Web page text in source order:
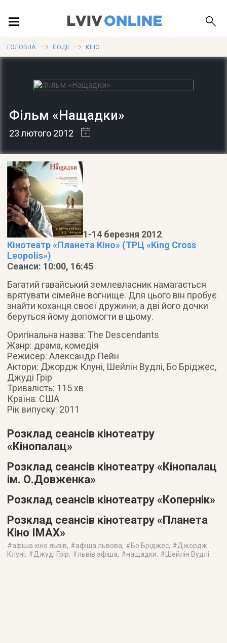
ДОВІДКА
ГОЛОВНА ПОДІЇ КІНО
Фільм «Нащадки»
23 лютого 2012
1-14 березня 2012
Кінотеатр «Планета Кіно» (ТРЦ «King Cross
Leopolis»)
Сеанси: 10:00, 16:45
Багатий гавайський землевласник намагається
врятувати сімейне вогнище. Для цього він пробує
знайти коханця своєї дружини, а дві його дочки
беруться йому допомогти в цьому.
Оригінальна назва: The Descendants
Жанр: драма, комедія
Режисер: Александр Пейн
Актори: Джордж Клуні, Шейлін Вудлі, Бо Бріджес,
Джуді Грір
Тривалість: 115 хв
Країна: США
Рік випуску: 2011
Розклад сеансів кінотеатру
«Кінопалац»
Розклад сеансів кінотеатру «Кінопалац
ім. О.Довженка»
Розклад сеансів кінотеатру «Копернік»
Розклад сеансів кінотеатру «Планета
Кіно IMAX»
#афіша кіно львів, #афіша львова, #Бо Бріджес, #Джордж
Клуні, #Джуді Грір, #львів афіша, #нащадки, # Шейлін Вудлі